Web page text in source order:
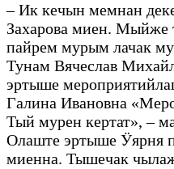
– Ик кечын мемнан
Захарова миен.
пайрем мурым лачак
Тунам Вячеслав
эртыше
Галина Ивановна
Тый мурен кертат», –
Олаште эртыше Ӱярня
миенна. Тышечак